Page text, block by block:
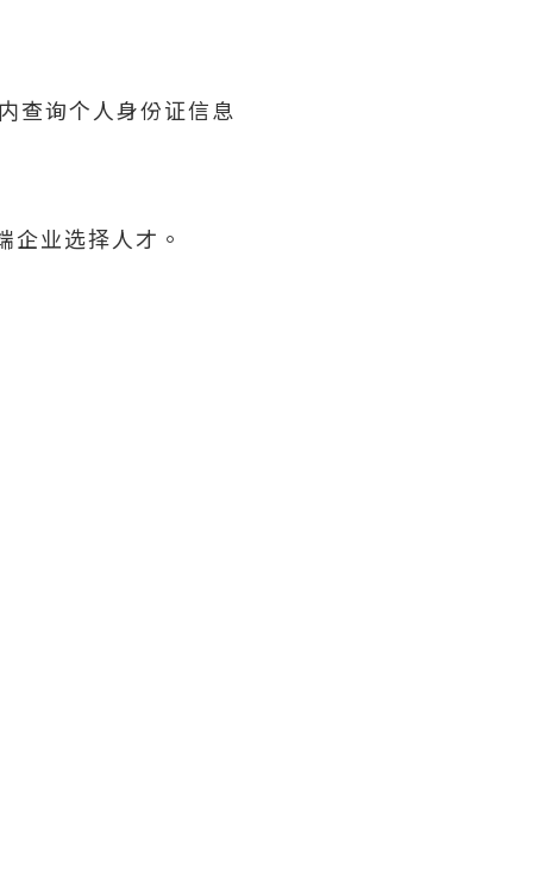
查询个人身份证信息
业选择人才。